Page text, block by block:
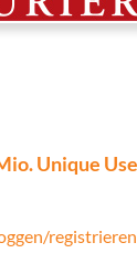
Unique
registrieren